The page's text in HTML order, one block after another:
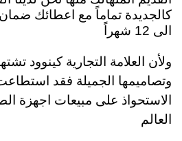
الى 12 شهراً
ولأن العلامة التجارية كينوود
وتصاميمها الجميلة فقد
الاستحواذ على مبيعات اجهزة
العالم